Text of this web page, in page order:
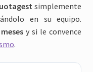
simplemente
en su equipo.
y si le convence
.